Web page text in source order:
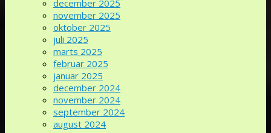
december 2025
november 2025
oktober 2025
juli 2025
marts 2025
februar 2025
januar 2025
december 2024
november 2024
september 2024
august 2024